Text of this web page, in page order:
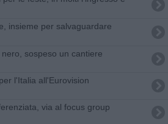
insieme per salvaguardare
sospeso un cantiere
l'Italia all'Eurovision
via al focus group